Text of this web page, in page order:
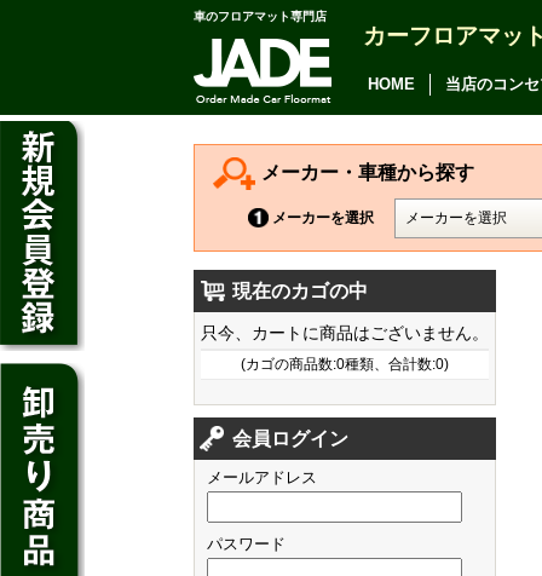
車のフロアマット専門店
カーフロアマッ
HOME 当店のコン
メーカー・車種から探す
メーカーを選択
現在のカゴの中
只今、カートに商品はございません。
(カゴの商品数:0種類、合計数:0)
会員ログイン
メールアドレス
パスワード
CT200h
HS250h
GS
アルファード
ヴェルファイア
カムリ
カローラ アクシオ
プレミオ
プリウス
SAI
クラウン アスリート
クラウン マジェスタ
クラウン ロイヤル
アベンシス
デイズ
デイズ ルークス
ジューク
ノート
キューブ
フィット
シャトル
ジェイド
フレア